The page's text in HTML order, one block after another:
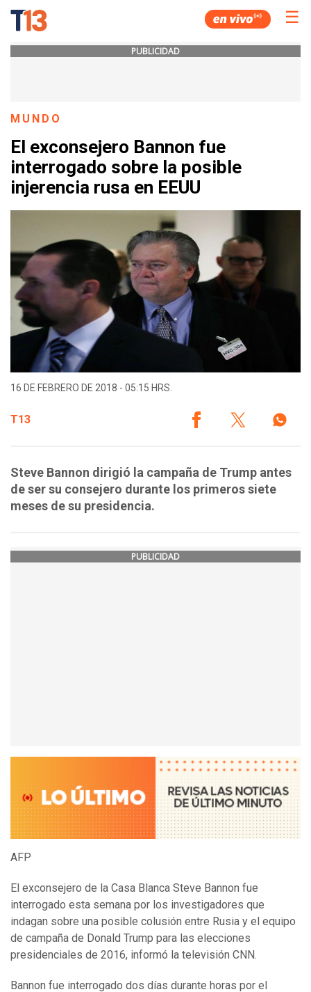
☰
PUBLICIDAD
MUNDO
El exconsejero Bannon fue
interrogado sobre la posible
injerencia rusa en EEUU
16 DE FEBRERO DE 2018 - 05:15 HRS.
T13
Steve Bannon dirigió la campaña de Trump antes
de ser su consejero durante los primeros siete
meses de su presidencia.
PUBLICIDAD
AFP
El exconsejero de la Casa Blanca Steve Bannon fue
interrogado esta semana por los investigadores que
indagan sobre una posible colusión entre Rusia y el equipo
de campaña de Donald Trump para las elecciones
presidenciales de 2016, informó la televisión CNN.
Bannon fue interrogado dos días durante horas por el